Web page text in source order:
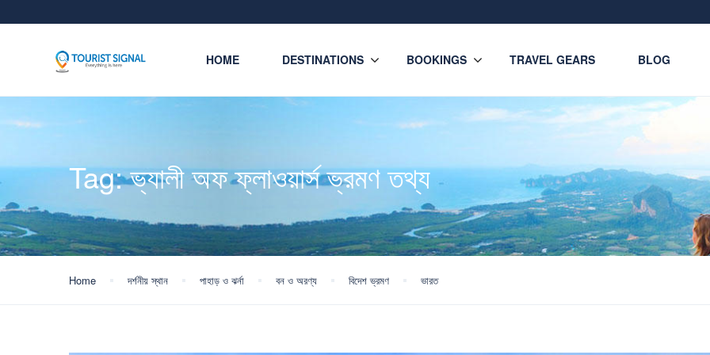
HOME DESTINATIONS BOOKINGS TRAVEL GEARS BLOG
Tag:ভ্যালী অফ ফ্লাওয়ার্স ভ্রমণ তথ্য
Home দর্শনীয় স্থান পাহাড় ও ঝর্না বন ও অরণ্য বিদেশ ভ্রমণ ভারত